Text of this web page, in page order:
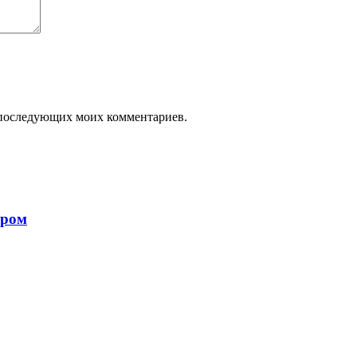
моих комментариев.